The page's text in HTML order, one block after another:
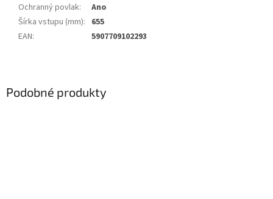
Ochranný povlak:
Ano
Šírka vstupu (mm): 655
EAN: 5907709102293
Podobné produkty